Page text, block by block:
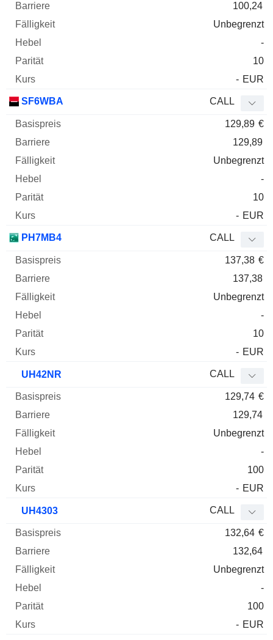
100,24
Unbegrenzt
-
10
- EUR
SF6WBA CALL
129,89 €
129,89
Unbegrenzt
-
10
- EUR
PH7MB4 CALL
137,38 €
137,38
Unbegrenzt
-
10
- EUR
UH42NR CALL
129,74 €
129,74
Unbegrenzt
-
100
- EUR
UH4303 CALL
132,64 €
132,64
Unbegrenzt
-
100
- EUR